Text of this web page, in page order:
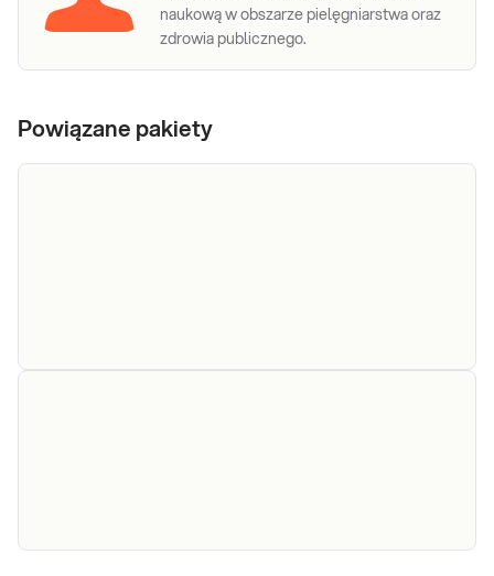
naukową w obszarze pielęgniarstwa oraz
zdrowia publicznego.
Powiązane pakiety